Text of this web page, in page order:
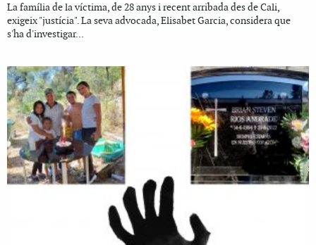
La família de la víctima, de 28 anys i recent arribada des de Cali,
exigeix "justícia". La seva advocada, Elisabet Garcia, considera que
s'ha d'investigar...